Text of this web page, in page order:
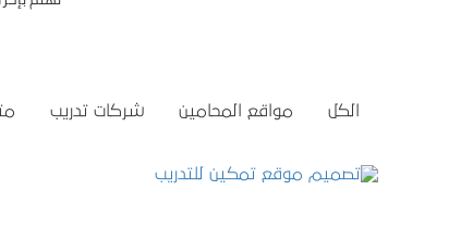
الكل مواقع المحامين شركات تدريب